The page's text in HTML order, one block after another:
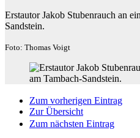
Erstautor Jakob Stubenrauch an
Sandstein.
Foto: Thomas Voigt
Zum vorherigen Eintrag
Zur Übersicht
Zum nächsten Eintrag